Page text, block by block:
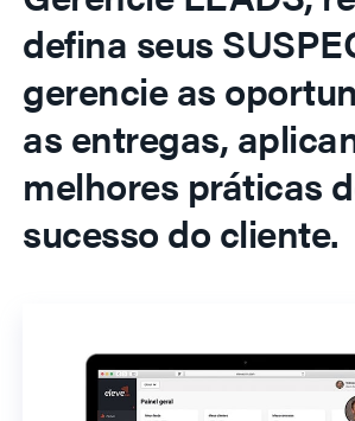
defina seus
gerencie as
as entregas,
melhores práticas
sucesso do cliente.